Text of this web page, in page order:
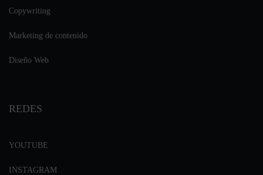
Copywriting
Marketing de contenido
Diseño Web
REDES
YOUTUBE
INSTAGRAM